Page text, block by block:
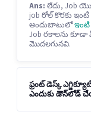
Ans: లేదు, Job
job రోల్ కొరకు
అందుబాటులోఇంటి
Job రకాలను కూడా
మొదలగునవి.
ఫ్రంట్ డెస్క్
ఎందుకు డౌన్‌లోడ్